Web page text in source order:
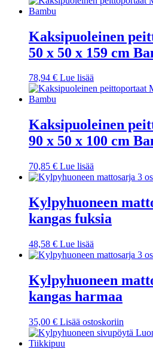
Kaksipuoleinen
50 x 50 x 159 cm
78,94 € Lue lisää
Kaksipuoleinen
90 x 50 x 100 cm
70,85 € Lue lisää
Kylpyhuoneen
kangas fuksia
48,58 € Lue lisää
Kylpyhuoneen
kangas harmaa
35,00 € Lisää ostoskoriin